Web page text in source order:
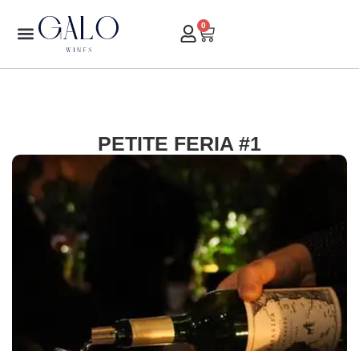
0
PETITE FERIA #1